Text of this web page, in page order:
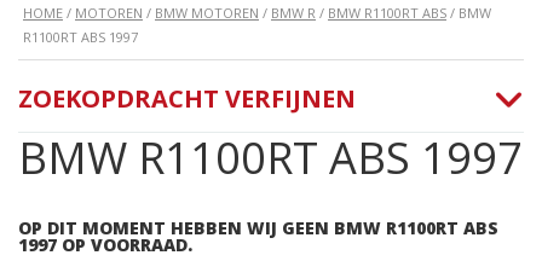
HOME / MOTOREN / BMW MOTOREN / BMW R / BMW R1100RT ABS / BMW
R1100RT ABS 1997
BMW R1100RT ABS 1997
OP DIT MOMENT HEBBEN WIJ GEEN BMW R1100RT ABS
1997 OP VOORRAAD.
ZOEKOPDRACHT VERFIJNEN